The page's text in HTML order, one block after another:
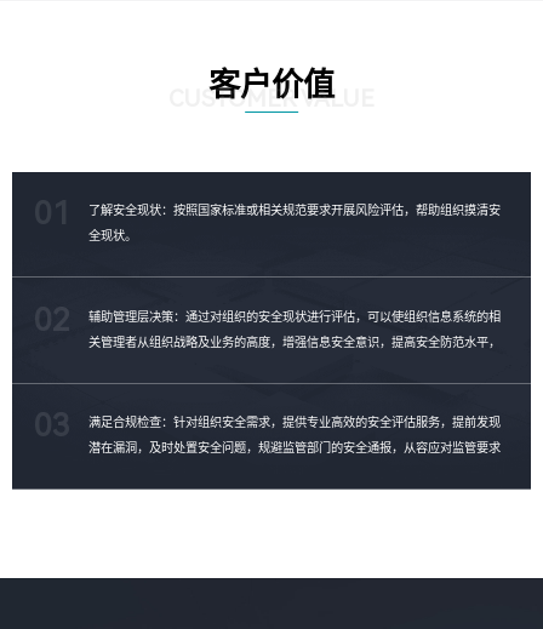
客户价值
CUSTOMER VALUE
了解安全现状：按照国家标准或相关规范要求开展风险评估，帮助组织摸清安
全现状。
辅助管理层决策：通过对组织的安全现状进行评估，可以使组织信息系统的相
关管理者从组织战略及业务的高度，增强信息安全意识，提高安全防范水平，
02
满足合规检查：针对组织安全需求，提供专业高效的安全评估服务，提前发现
潜在漏洞，及时处置安全问题，规避监管部门的安全通报，从容应对监管要求
03